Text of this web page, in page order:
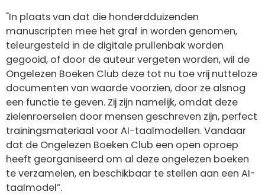
"In plaats van dat die honderdduizenden
manuscripten mee het graf in worden genomen,
teleurgesteld in de digitale prullenbak worden
gegooid, of door de auteur vergeten worden, wil de
Ongelezen Boeken Club deze tot nu toe vrij nutteloze
documenten van waarde voorzien, door ze alsnog
een functie te geven. Zij zijn namelijk, omdat deze
zielenroerselen door mensen geschreven zijn, perfect
trainingsmateriaal voor AI-taalmodellen. Vandaar
dat de Ongelezen Boeken Club een open oproep
heeft georganiseerd om al deze ongelezen boeken
te verzamelen, en beschikbaar te stellen aan een AI-
taalmodel”.